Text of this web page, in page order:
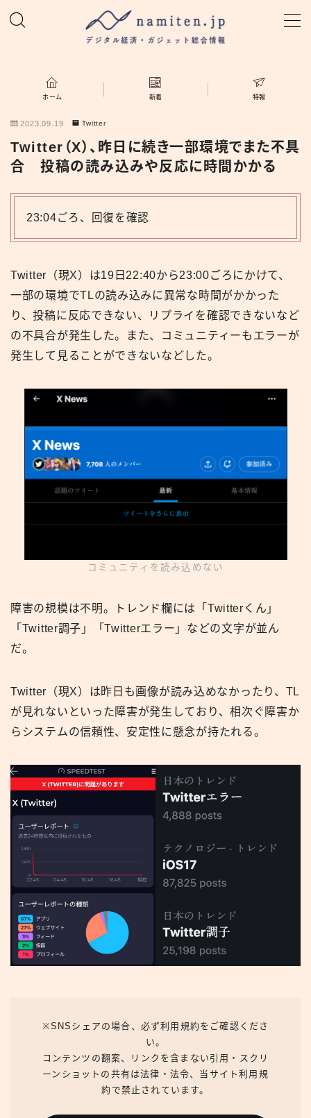
ホーム
新着
namiten.jp
ホーム 新着 特報
2023.09.19 Twitter
Twitter（X）、昨日に続き一部環境でまた不具
合 投稿の読み込みや反応に時間かかる
23:04ごろ、回復を確認
Twitter（現X）は19日22:40から23:00ごろにかけて、
一部の環境でTLの読み込みに異常な時間がかかった
り、投稿に反応できない、リプライを確認できないなど
の不具合が発生した。また、コミュニティーもエラーが
発生して見ることができないなどした。
コミュニティを読み込めない
障害の規模は不明。トレンド欄には「Twitterくん」
「Twitter調子」「Twitterエラー」などの文字が並ん
だ。
Twitter（現X）は昨日も画像が読み込めなかったり、TL
が見れないといった障害が発生しており、相次ぐ障害か
らシステムの信頼性、安定性に懸念が持たれる。
※SNSシェアの場合、必ず利用規約をご確認くださ
い。
コンテンツの翻案、リンクを含まない引用・スクリ
ーンショットの共有は法律・法令、当サイト利用規
約で禁止されています。